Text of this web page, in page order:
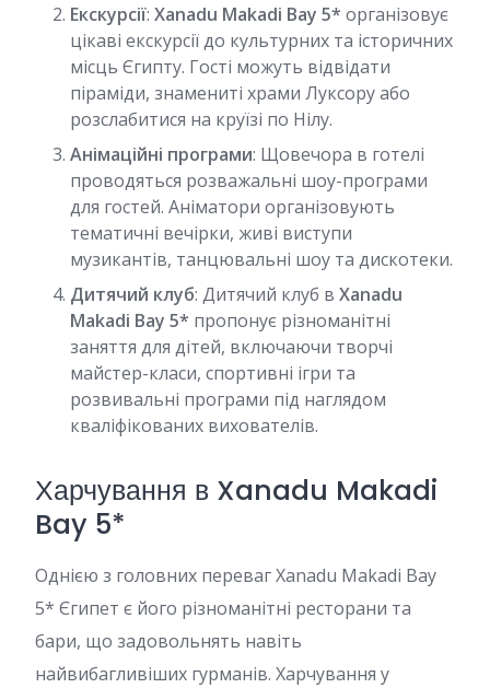
Екскурсії: Xanadu Makadi Bay 5* організовує
цікаві екскурсії до культурних та історичних
місць Єгипту. Гості можуть відвідати
піраміди, знамениті храми Луксору або
розслабитися на круїзі по Нілу.
Анімаційні програми: Щовечора в готелі
проводяться розважальні шоу-програми
для гостей. Аніматори організовують
тематичні вечірки, живі виступи
музикантів, танцювальні шоу та дискотеки.
Дитячий клуб: Дитячий клуб в Xanadu
Makadi Bay 5* пропонує різноманітні
заняття для дітей, включаючи творчі
майстер-класи, спортивні ігри та
розвивальні програми під наглядом
кваліфікованих вихователів.
Харчування в Xanadu Makadi
Bay 5*
Однією з головних переваг Xanadu Makadi Bay
5* Єгипет є його різноманітні ресторани та
бари, що задовольнять навіть
найвибагливіших гурманів. Харчування у